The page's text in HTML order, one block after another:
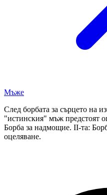
Мъже
След борбата за сърцето на
"истинския" мъж предстоят
Борба за надмощие. ІІ-та:
оцеляване.